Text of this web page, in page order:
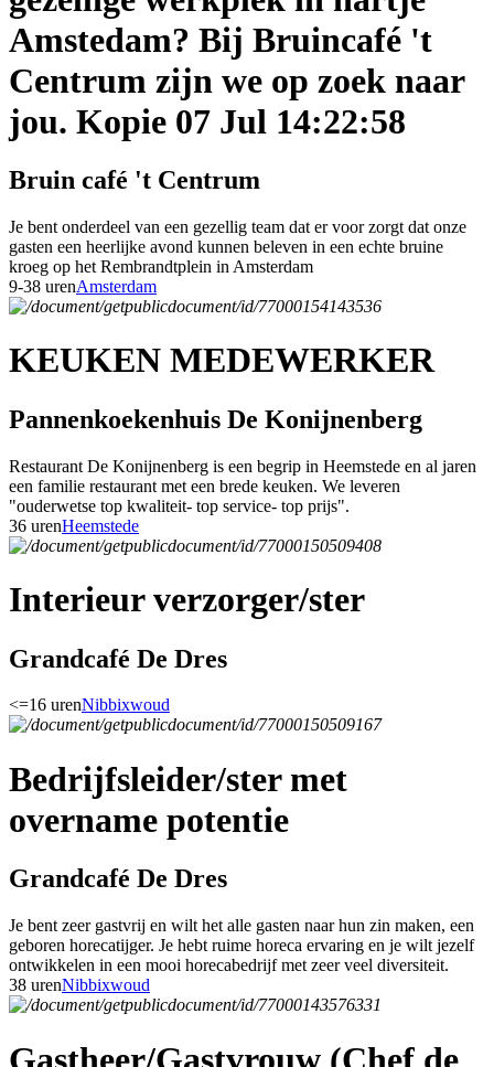
Amstedam? Bij Bruincafé 't
Centrum zijn we op zoek naar
jou. Kopie 07 Jul 14:22:58
Bruin café 't Centrum
Je bent onderdeel van een gezellig team dat er voor zorgt dat onze
gasten een heerlijke avond kunnen beleven in een echte bruine
kroeg op het Rembrandtplein in Amsterdam
9-38 urenAmsterdam
KEUKEN MEDEWERKER
Pannenkoekenhuis De Konijnenberg
Restaurant De Konijnenberg is een begrip in Heemstede en al jaren
een familie restaurant met een brede keuken. We leveren
"ouderwetse top kwaliteit- top service- top prijs".
36 urenHeemstede
Interieur verzorger/ster
Grandcafé De Dres
<=16 urenNibbixwoud
Bedrijfsleider/ster met
overname potentie
Grandcafé De Dres
Je bent zeer gastvrij en wilt het alle gasten naar hun zin maken, een
geboren horecatijger. Je hebt ruime horeca ervaring en je wilt jezelf
ontwikkelen in een mooi horecabedrijf met zeer veel diversiteit.
38 urenNibbixwoud
Gastheer/Gastvrouw (Chef de